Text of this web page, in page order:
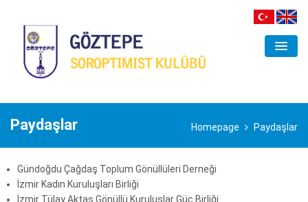
KULÜP
ANA ÇALIŞMA ALANLARI
PROJELER
Paydaşlar Homepage Paydaşlar
Gündoğdu Çağdaş Toplum Gönüllüleri Derneği
İzmir Kadın Kuruluşları Birliği
İzmir Tülay Aktaş Gönüllü Kuruluşlar Güç Birliği